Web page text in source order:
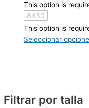
Filtrar por talla
This option is
8430
This option is
Seleccionar